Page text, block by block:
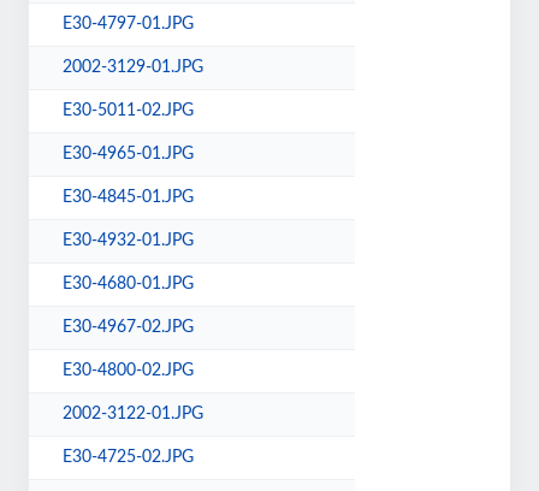
E30-4797-01.JPG
2002-3129-01.JPG
E30-5011-02.JPG
E30-4965-01.JPG
E30-4845-01.JPG
E30-4932-01.JPG
E30-4680-01.JPG
E30-4967-02.JPG
E30-4800-02.JPG
2002-3122-01.JPG
E30-4725-02.JPG